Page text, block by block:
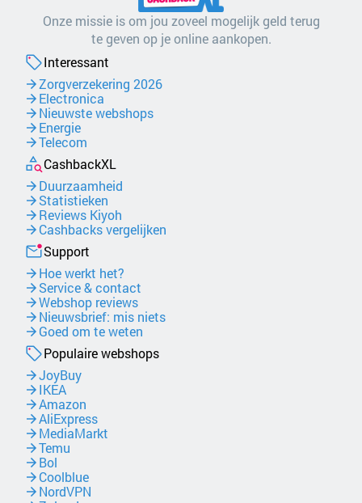
Onze missie is om jou zoveel mogelijk geld terug
te geven op je online aankopen.
Interessant
Zorgverzekering 2026
Electronica
Nieuwste webshops
Energie
Telecom
CashbackXL
Duurzaamheid
Statistieken
Reviews Kiyoh
Cashbacks vergelijken
Support
Hoe werkt het?
Service & contact
Webshop reviews
Nieuwsbrief: mis niets
Goed om te weten
Populaire webshops
JoyBuy
IKEA
Amazon
AliExpress
MediaMarkt
Temu
Bol
Coolblue
NordVPN